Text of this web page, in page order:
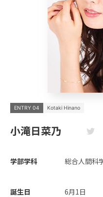
ENTRY 04 Kotaki Hinano
小滝日菜乃
学部学科 総合人間科
誕生日 6月1日